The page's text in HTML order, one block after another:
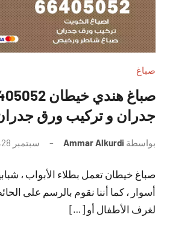
صباغ
جدران و تركيب ورق
بواسطة Ammar Alkurdi سبتمبر 28, 2021
صباغ خيطان تعمل بطلاء الأبواب ،
أسوار ، كما أننا نقوم بالرسم على
لغرف الأطفال أو […]